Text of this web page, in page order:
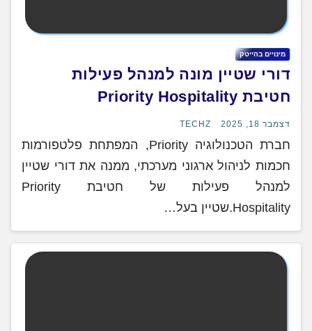
מינויים בהייטק
דורי שטיין מונה למנהל פעילות
חטיבת Priority Hospitality
דצמבר 18, 2025 TECHZ
חברת הטכנולוגיה Priority, המפתחת פלטפורמות
חכמות לניהול ארגוני מערכתי, ממנה את דורי שטיין
למנהל פעילות של חטיבת Priority
Hospitality.שטיין בעל…